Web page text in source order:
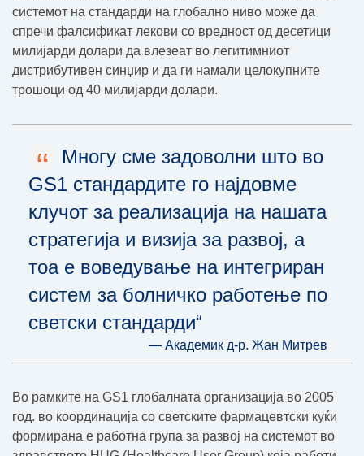
системот на стандарди на глобално ниво може да
спречи фалсификат лекови со вредност од десетици
милијарди долари да влезеат во легитимниот
дистрибутивен синџир и да ги намали целокупните
трошоци од 40 милијарди долари.
“
Многу сме задоволни што во
GS1 стандардите го најдовме
клучот за реализација на нашата
стратегија и визија за развој, а
тоа е воведување на интегриран
систем за болничко работење по
светски стандарди“
— Академик д-р. Жан Митрев
Во рамките на GS1 глобалната организација во 2005
год. во координација со светските фармацевтски куќи
формирана е работна група за развој на системот во